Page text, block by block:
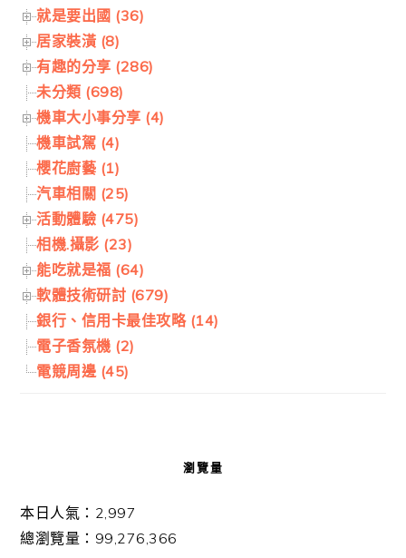
就是要出國 (36)
居家裝潢 (8)
有趣的分享 (286)
未分類 (698)
機車大小事分享 (4)
機車試駕 (4)
櫻花廚藝 (1)
汽車相關 (25)
活動體驗 (475)
相機.攝影 (23)
能吃就是福 (64)
軟體技術研討 (679)
銀行、信用卡最佳攻略 (14)
電子香氛機 (2)
電競周邊 (45)
瀏覽量
本日人氣：2,997
總瀏覽量：99,276,366